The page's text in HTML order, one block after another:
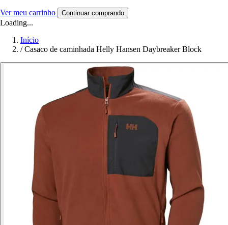
Ver meu carrinho Continuar comprando
Loading...
Início
/ Casaco de caminhada Helly Hansen Daybreaker Block